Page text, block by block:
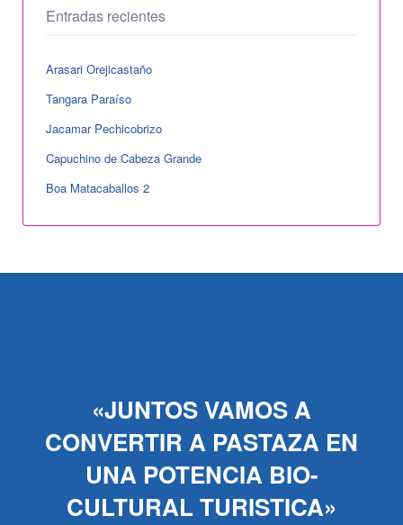
Entradas recientes
Arasari Orejicastaño
Tangara Paraíso
Jacamar Pechicobrizo
Capuchino de Cabeza Grande
Boa Matacaballos 2
«JUNTOS VAMOS A
CONVERTIR A PASTAZA EN
UNA POTENCIA BIO-
CULTURAL TURISTICA»